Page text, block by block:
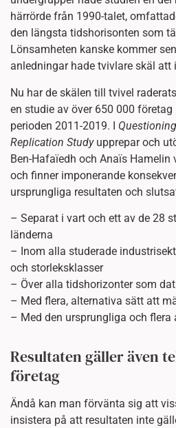
härrörde från 1990-talet,
den längsta tidshorisonten som
Lönsamheten kanske kommer
anledningar hade tvivlare skäl att
Nu har de skälen till tvivel
en studie av över 650 000
perioden 2011-2019. I
Replication Studyupprepar och
Ben-Hafaïedh och Anaïs Hamelin
och finner imponerande
ursprungliga resultaten och
– Separat i vart och ett av de 28
länderna
– Inom alla studerade
och storleksklasser
– Över alla tidshorizonter som
– Med flera, alternativa sätt att
– Med den ursprungliga och flera
Resultaten gäller även
företag
Ändå kan man förvänta sig att
insistera på att resultaten inte